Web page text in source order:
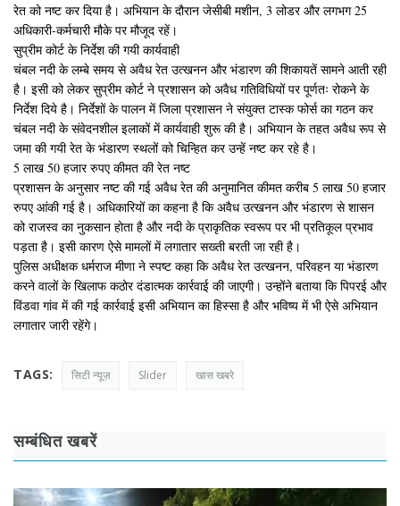
रेत को नष्ट कर दिया है। अभियान के दौरान जेसीबी मशीन, 3 लोडर और लगभग 25
अधिकारी-कर्मचारी मौके पर मौजूद रहें।
सुप्रीम कोर्ट के निर्देश की गयी कार्यवाही
चंबल नदी के लम्बे समय से अवैध रेत उत्खनन और भंडारण की शिकायतें सामने आती रही
है। इसी को लेकर सुप्रीम कोर्ट ने प्रशासन को अवैध गतिविधियों पर पूर्णतः रोकने के
निर्देश दिये है। निर्देशों के पालन में जिला प्रशासन ने संयुक्त टास्क फोर्स का गठन कर
चंबल नदी के संवेदनशील इलाकों में कार्यवाही शुरू की है। अभियान के तहत अवैध रूप से
जमा की गयी रेत के भंडारण स्थलों को चिन्हित कर उन्हें नष्ट कर रहे है।
5 लाख 50 हजार रुपए कीमत की रेत नष्ट
प्रशासन के अनुसार नष्ट की गई अवैध रेत की अनुमानित कीमत करीब 5 लाख 50 हजार
रुपए आंकी गई है। अधिकारियों का कहना है कि अवैध उत्खनन और भंडारण से शासन
को राजस्व का नुकसान होता है और नदी के प्राकृतिक स्वरूप पर भी प्रतिकूल प्रभाव
पड़ता है। इसी कारण ऐसे मामलों में लगातार सख्ती बरती जा रही है।
पुलिस अधीक्षक धर्मराज मीणा ने स्पष्ट कहा कि अवैध रेत उत्खनन, परिवहन या भंडारण
करने वालों के खिलाफ कठोर दंडात्मक कार्रवाई की जाएगी। उन्होंने बताया कि पिपरई और
विंडवा गांव में की गई कार्रवाई इसी अभियान का हिस्सा है और भविष्य में भी ऐसे अभियान
लगातार जारी रहेंगे।
TAGS: सिटी न्यूज़ Slider खास खबरे
सम्बंधित खबरें